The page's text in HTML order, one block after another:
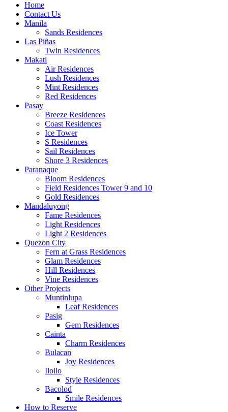
Home
Contact Us
Manila
Sands Residences
Las Piñas
Twin Residences
Makati
Air Residences
Lush Residences
Mint Residences
Red Residences
Pasay
Breeze Residences
Coast Residences
Ice Tower
S Residences
Sail Residences
Shore 3 Residences
Paranaque
Bloom Residences
Field Residences Tower 9 and 10
Gold Residences
Mandaluyong
Fame Residences
Light Residences
Light 2 Residences
Quezon City
Fern at Grass Residences
Glam Residences
Hill Residences
Vine Residences
Other Projects
Muntinlupa
Leaf Residences
Pasig
Gem Residences
Cainta
Charm Residences
Bulacan
Joy Residences
Iloilo
Style Residences
Bacolod
Smile Residences
How to Reserve